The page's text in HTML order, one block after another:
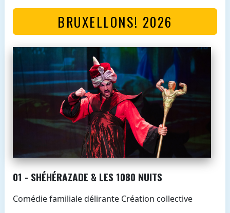
BRUXELLONS! 2026
01 - SHÉHÉRAZADE & LES 1080 NUITS
Comédie familiale délirante Création collective